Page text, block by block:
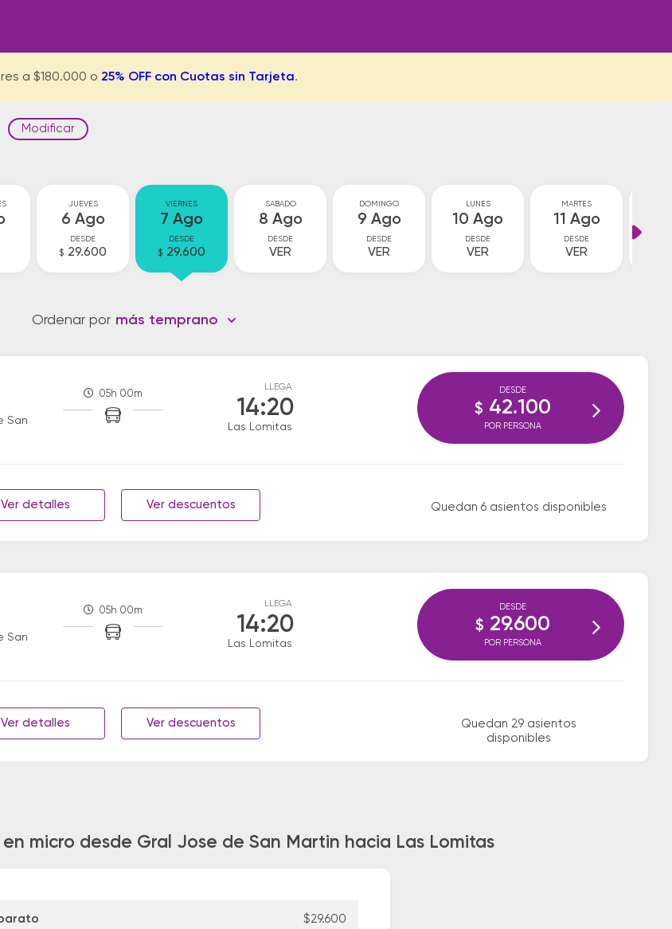
a $180.000 o 25% OFF con Cuotas sin Tarjeta.
Modificar
JUEVES
6 Ago
DESDE
$ 29.600
VIERNES
7 Ago
DESDE
$ 29.600
SABADO
8 Ago
DESDE
VER
DOMINGO
9 Ago
DESDE
VER
LUNES
10 Ago
DESDE
VER
MARTES
11 Ago
DESDE
VER
Ordenar por más temprano
San
05h 00m
LLEGA
14:20
Las Lomitas
Ver detalles Ver descuentos Quedan 6 asientos disponibles
DESDE
$ 42.100
POR PERSONA
San
05h 00m
LLEGA
14:20
Las Lomitas
Ver detalles Ver descuentos
Quedan 29 asientos
disponibles
DESDE
$ 29.600
POR PERSONA
micro desde Gral Jose de San Martin hacia Las Lomitas
$29.600